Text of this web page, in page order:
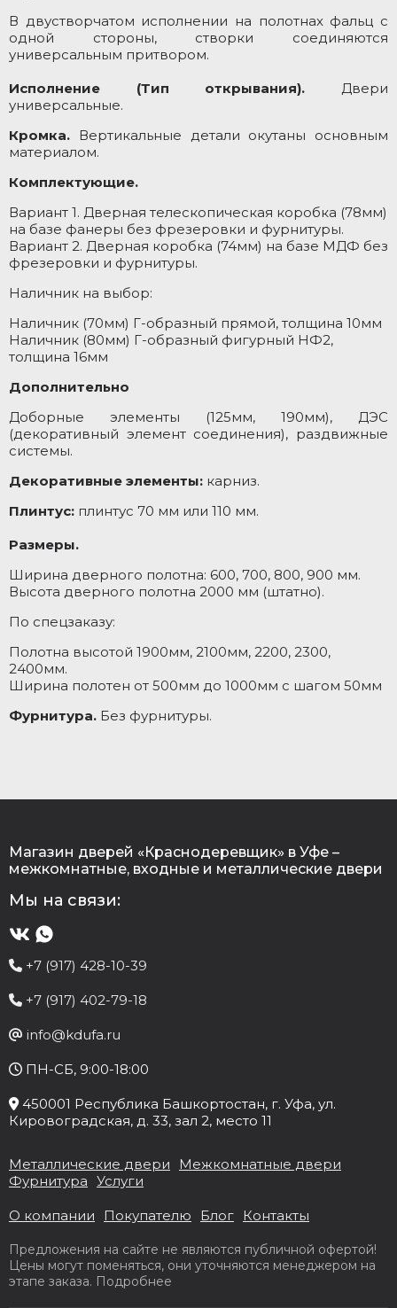
В двустворчатом исполнении на полотнах фальц с
одной стороны, створки соединяются
универсальным притвором.
Исполнение (Тип открывания). Двери
универсальные.
Кромка. Вертикальные детали окутаны основным
материалом.
Комплектующие.
Вариант 1. Дверная телескопическая коробка (78мм)
на базе фанеры без фрезеровки и фурнитуры.
Вариант 2. Дверная коробка (74мм) на базе МДФ без
фрезеровки и фурнитуры.
Наличник на выбор:
Наличник (70мм) Г-образный прямой, толщина 10мм
Наличник (80мм) Г-образный фигурный НФ2,
толщина 16мм
Дополнительно
Доборные элементы (125мм, 190мм), ДЭС
(декоративный элемент соединения), раздвижные
системы.
Декоративные элементы: карниз.
Плинтус: плинтус 70 мм или 110 мм.
Размеры.
Ширина дверного полотна: 600, 700, 800, 900 мм.
Высота дверного полотна 2000 мм (штатно).
По спецзаказу:
Полотна высотой 1900мм, 2100мм, 2200, 2300,
2400мм.
Ширина полотен от 500мм до 1000мм с шагом 50мм
Фурнитура. Без фурнитуры.
Магазин дверей «Краснодеревщик» в Уфе –
межкомнатные, входные и металлические двери
Мы на связи:
+7 (917) 428-10-39
+7 (917) 402-79-18
info@kdufa.ru
ПН-СБ, 9:00-18:00
450001 Республика Башкортостан, г. Уфа, ул.
Кировоградская, д. 33, зал 2, место 11
Металлические двери
Межкомнатные двери
Фурнитура Услуги
О компании Покупателю Блог Контакты
Предложения на сайте не являются публичной офертой!
Цены могут поменяться, они уточняются менеджером на
этапе заказа. Подробнее